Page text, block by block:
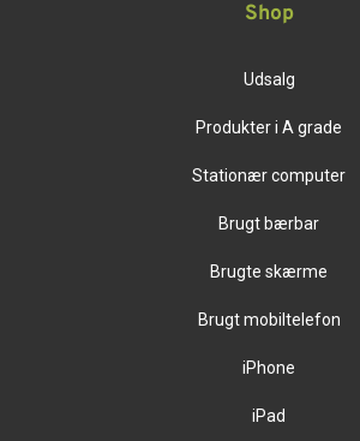
Shop
Udsalg
Produkter i A grade
Stationær computer
Brugt bærbar
Brugte skærme
Brugt mobiltelefon
iPhone
iPad